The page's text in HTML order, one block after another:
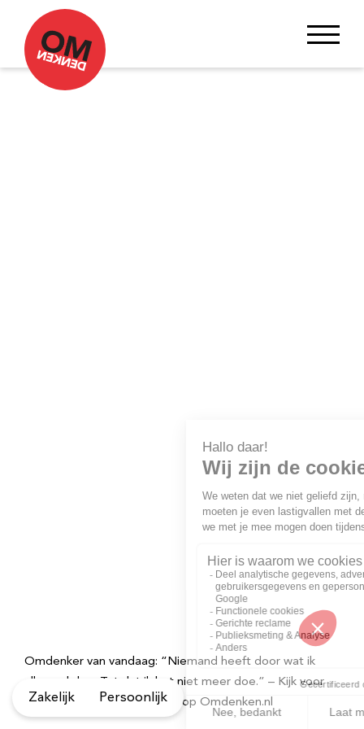
Omdenker van vandaag: “Niemand heeft door wat ik
allemaal doe. Tot dat ik het niet meer doe.” – Kijk voor
meer inspirerende spreuken op Omdenken.nl
Zakelijk Persoonlijk